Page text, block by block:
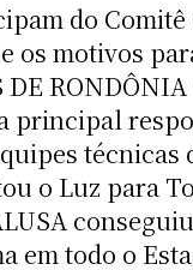
do Comitê
motivos
DE
principal
o Luz para
em todo o